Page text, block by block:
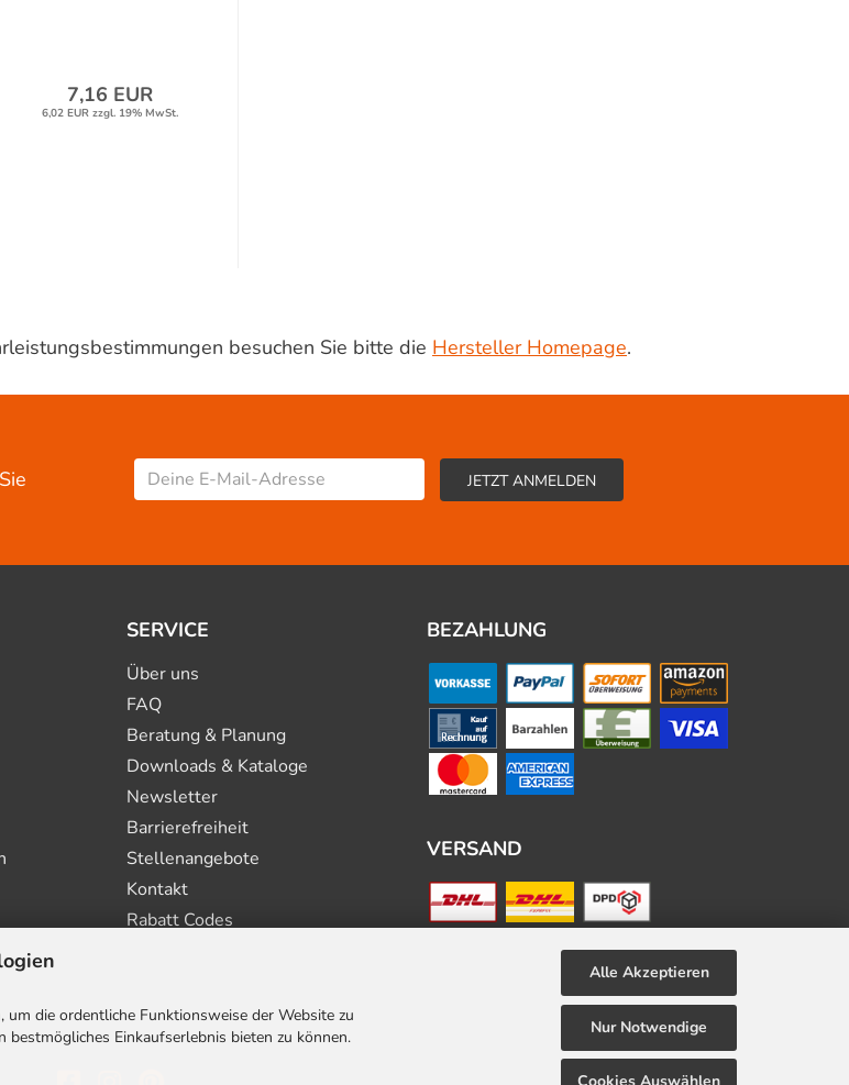
die ordentliche Funktionsweise der Website zu
Einkaufserlebnis bieten zu können.
Alle Akzeptieren
Nur Notwendige
Cookies Auswählen
7,16 EUR
6,02 EUR zzgl. 19% MwSt.
besuchen Sie bitte die Hersteller Homepage.
SERVICE
Über uns
FAQ
Beratung & Planung
Downloads & Kataloge
Newsletter
Barrierefreiheit
Stellenangebote
Kontakt
Rabatt Codes
BEZAHLUNG
VERSAND